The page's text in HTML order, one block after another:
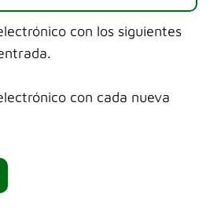
con los siguientes
con cada nueva